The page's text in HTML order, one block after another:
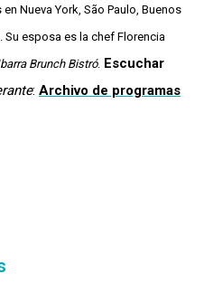
Nueva York, São Paulo, Buenos
Su esposa es la chef Florencia
Brunch Bistró. Escuchar
: Archivo de programas